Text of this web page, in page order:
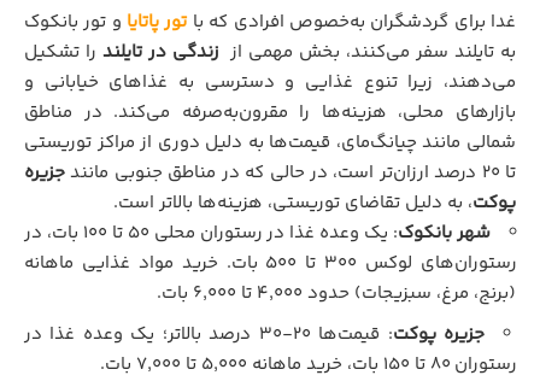
غدا برای گردشگران به‌خصوص افرادی که باتور پاتایا و تور بانکوک
به تایلند سفر می‌کنند، بخش مهمی از زندگی در تایلند را تشکیل
می‌دهند، زیرا تنوع غذایی و دسترسی به غذاهای خیابانی و
بازارهای محلی، هزینه‌ها را مقرون‌به‌صرفه می‌کند. در مناطق
شمالی مانند چیانگ‌مای، قیمت‌ها به دلیل دوری از مراکز توریستی
تا ۲۰ درصد ارزان‌تر است، در حالی که در مناطق جنوبی مانند
جزیره
پوکت، به دلیل تقاضای توریستی، هزینه‌ها بالاتر است.
شهر بانکوک
: یک وعده غذا در رستوران محلی ۵۰ تا ۱۰۰ بات، در
رستوران‌های لوکس ۳۰۰ تا ۵۰۰ بات. خرید مواد غذایی ماهانه
(برنج، مرغ، سبزیجات) حدود ۴,۰۰۰ تا ۶,۰۰۰ بات.
جزیره پوکت
: قیمت‌ها ۲۰-۳۰ درصد بالاتر؛ یک وعده غذا در
رستوران ۸۰ تا ۱۵۰ بات، خرید ماهانه ۵,۰۰۰ تا ۷,۰۰۰ بات.